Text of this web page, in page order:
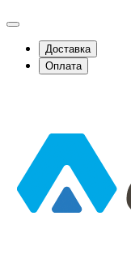
Доставка
Оплата